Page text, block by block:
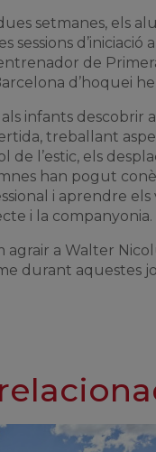
setmanes, els
sessions d’iniciació
de
d’hoquei
als infants descobrir
treballant
de l’estic, els
han pogut
i aprendre els
i la companyonia.
agrair a Walter
durant aquestes